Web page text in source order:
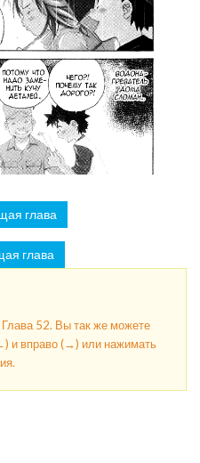
глава
глава
52. Вы так же можете
и вправо (→) или нажимать